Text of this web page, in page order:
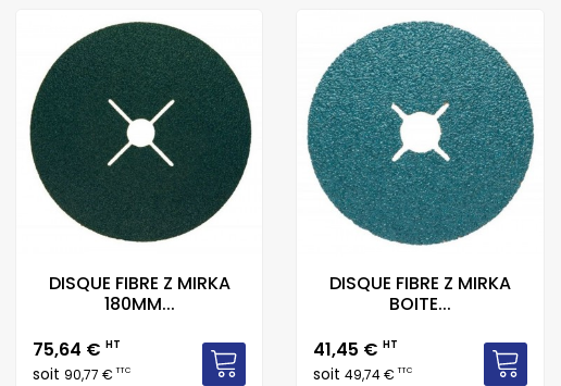
DISQUE FIBRE Z MIRKA
180MM...
Prix
75,64 € HT
soit 90,77 €TTC
DISQUE FIBRE Z MIRKA
BOITE...
Prix
41,45 €HT
soit49,74 €TTC